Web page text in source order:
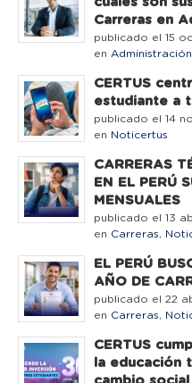
Carreras en
publicado el 15
en
CERTUS
estudiante a
publicado el 14
en Noticertus
CARRERAS
EN EL PERÚ
MENSUALES
publicado el 13
en Carreras,
EL PERÚ
AÑO DE
publicado el 22
en Carreras,
CERTUS
la educación